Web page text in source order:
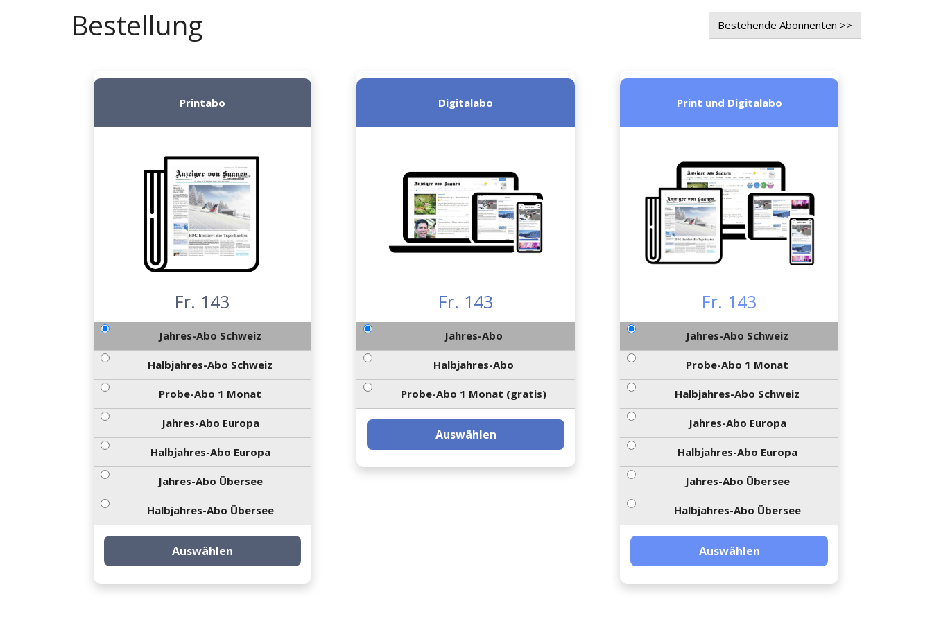
Bestellung Bestehende Abonnenten >>
Printabo
Fr. 143
Jahres-Abo Schweiz
Halbjahres-Abo Schweiz
Probe-Abo 1 Monat
Jahres-Abo Europa
Halbjahres-Abo Europa
Jahres-Abo Übersee
Halbjahres-Abo Übersee
Auswählen
Digitalabo
Fr. 143
Jahres-Abo
Halbjahres-Abo
Probe-Abo 1 Monat (gratis)
Auswählen
Print und Digitalabo
Fr. 143
Jahres-Abo Schweiz
Probe-Abo 1 Monat
Halbjahres-Abo Schweiz
Jahres-Abo Europa
Halbjahres-Abo Europa
Jahres-Abo Übersee
Halbjahres-Abo Übersee
Auswählen